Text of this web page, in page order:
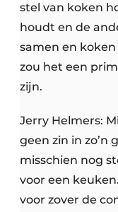
stel van koken
houdt en de
samen en
zou het een
zijn.
Jerry Helmers:
geen zin in zo’n
misschien nog
voor een
voor zover de